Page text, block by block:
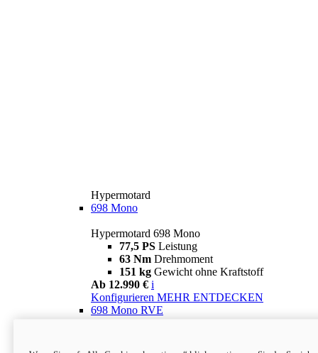
Hypermotard
698 Mono
Hypermotard 698 Mono
77,5 PS Leistung
63 Nm Drehmoment
151 kg Gewicht ohne Kraftstoff
Ab 12.990 € i
Konfigurieren MEHR ENTDECKEN
698 Mono RVE
77,5 PS
Leistung